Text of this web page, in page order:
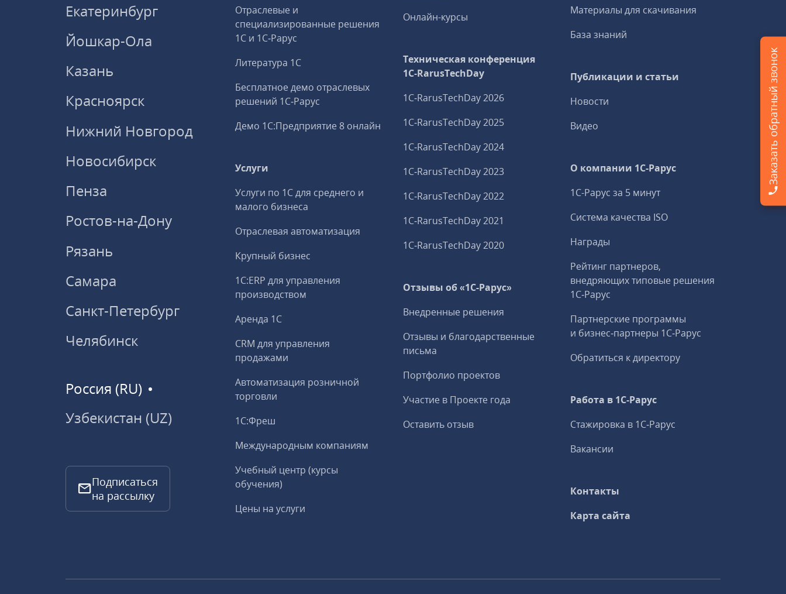
Екатеринбург
Йошкар-Ола
Казань
Красноярск
Нижний Новгород
Новосибирск
Пенза
Ростов-на-Дону
Рязань
Самара
Санкт-Петербург
Челябинск
Россия (RU)
Узбекистан (UZ)
Подписаться
на рассылку
Отраслевые и
специализированные решения
1С и 1С‑Рарус
Литература 1С
Бесплатное демо отраслевых
решений 1С‑Рарус
Демо 1С:Предприятие 8 онлайн
Услуги
Услуги по 1С для среднего и
малого бизнеса
Отраслевая автоматизация
Крупный бизнес
1С:ERP для управления
производством
Аренда 1С
CRM для управления
продажами
Автоматизация розничной
торговли
1С:Фреш
Международным компаниям
Учебный центр (курсы
обучения)
Цены на услуги
Онлайн-курсы
Техническая конференция
1C‑RarusTechDay
1C‑RarusTechDay 2026
1C‑RarusTechDay 2025
1C‑RarusTechDay 2024
1C‑RarusTechDay 2023
1C‑RarusTechDay 2022
1C‑RarusTechDay 2021
1C‑RarusTechDay 2020
Отзывы об «1С-Рарус»
Внедренные решения
Отзывы и благодарственные
письма
Портфолио проектов
Участие в Проекте года
Оставить отзыв
Материалы для скачивания
База знаний
Публикации и статьи
Новости
Видео
О компании 1C-Рарус
1С-Рарус за 5 минут
Система качества ISO
Награды
Рейтинг партнеров,
внедряющих типовые решения
1С‑Рарус
Партнерские программы
и бизнес‑партнеры 1С‑Рарус
Обратиться к директору
Работа в 1С‑Рарус
Стажировка в 1С‑Рарус
Вакансии
Контакты
Карта сайта
Заказать обратный звонок